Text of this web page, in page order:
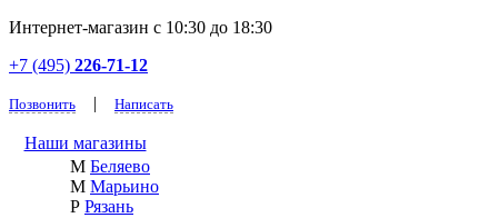
Интернет-магазин с 10:30 до 18:30
+7 (495) 226-71-12
Позвонить | Написать
Наши магазины
М Беляево
М Марьино
Р Рязань